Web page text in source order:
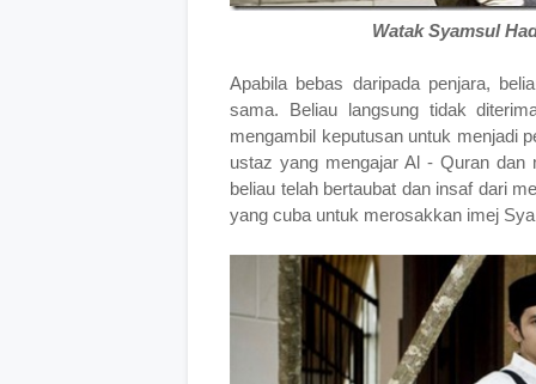
Watak Syamsul
Apabila bebas daripada penjara,
sama. Beliau langsung tidak
mengambil keputusan untuk menjadi
ustaz yang mengajar Al - Quran
beliau telah bertaubat dan insaf dari
yang cuba untuk merosakkan imej